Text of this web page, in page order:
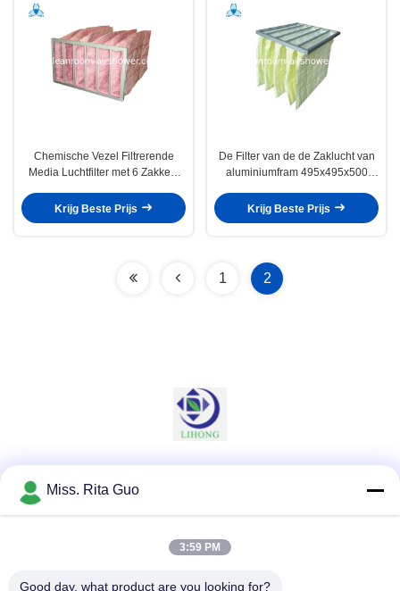
Chemische Vezel Filtrerende
Media Luchtfilter met 6 Zakken,
Krijg Beste Prijs
De Filter van de de Zaklucht van
aluminiumfram 495x495x500
Stadiumgas
Krijg Beste Prijs
1 2
Miss. Rita Guo
3:59 PM
Good day, what product are you looking for?